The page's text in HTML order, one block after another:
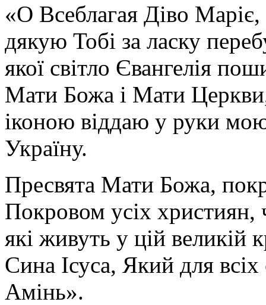
«О Всеблагая Діво
дякую Тобі за ласку
якої світло Євангелія
Мати Божа і Мати
іконою віддаю у руки
Україну.
Пресвята Мати Божа,
Покровом усіх християн,
які живуть у цій великій
Сина Ісуса, Який для
Амінь».